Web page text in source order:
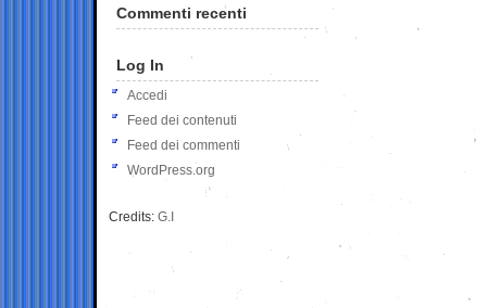
Commenti recenti
Log In
Accedi
Feed dei contenuti
Feed dei commenti
WordPress.org
Credits: G.I